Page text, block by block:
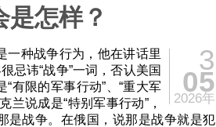
怎样？
3
05
2026年
一种战争行为，他在讲话里
忌讳“战争”一词，否认美国
有限的军事行动”、“重大军
兰说成是“特别军事行动”，
是战争。在俄国，说那是战争就是犯